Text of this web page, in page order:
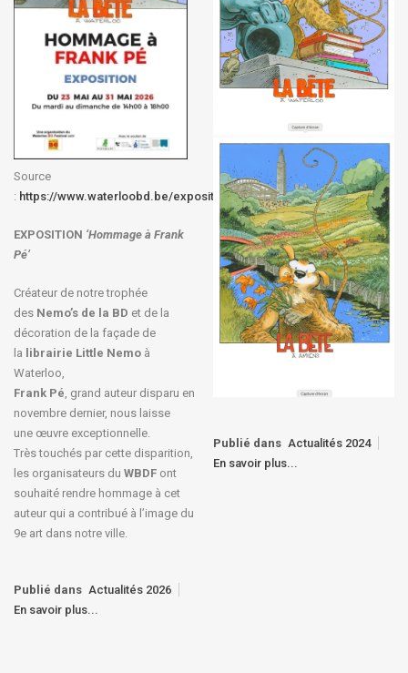
Source
: https://www.waterloobd.be/exposition
EXPOSITION ‘Hommage à Frank
Pé’
Créateur de notre trophée
des Nemo’s de la BD et de la
décoration de la façade de
la librairie Little Nemo à
Waterloo,
Frank Pé, grand auteur disparu en
novembre dernier, nous laisse
une œuvre exceptionnelle.
Très touchés par cette disparition,
les organisateurs du WBDF ont
souhaité rendre hommage à cet
auteur qui a contribué à l’image du
9e art dans notre ville.
Publié dans Actualités 2026
En savoir plus...
Publié dans Actualités 2024
En savoir plus...